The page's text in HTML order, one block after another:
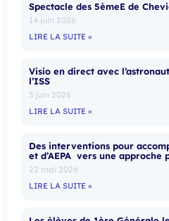
Spectacle des 5èmeE de
14 juin 2026
LIRE LA SUITE »
Visio en direct avec
l’ISS
3 juin 2026
LIRE LA SUITE »
Des interventions pour
et d’AEPA vers une approche
22 mai 2026
LIRE LA SUITE »